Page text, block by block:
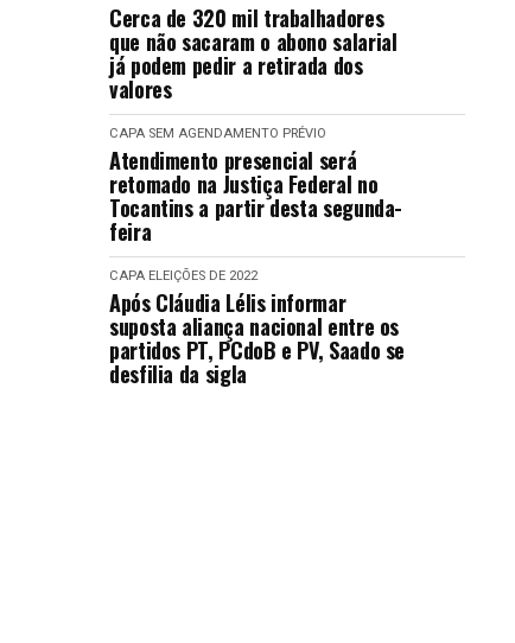
Cerca de 320 mil trabalhadores
que não sacaram o abono salarial
já podem pedir a retirada dos
valores
CAPA SEM AGENDAMENTO PRÉVIO
Atendimento presencial será
retomado na Justiça Federal no
Tocantins a partir desta segunda-
feira
CAPA ELEIÇÕES DE 2022
Após Cláudia Lélis informar
suposta aliança nacional entre os
partidos PT, PCdoB e PV, Saado se
desfilia da sigla